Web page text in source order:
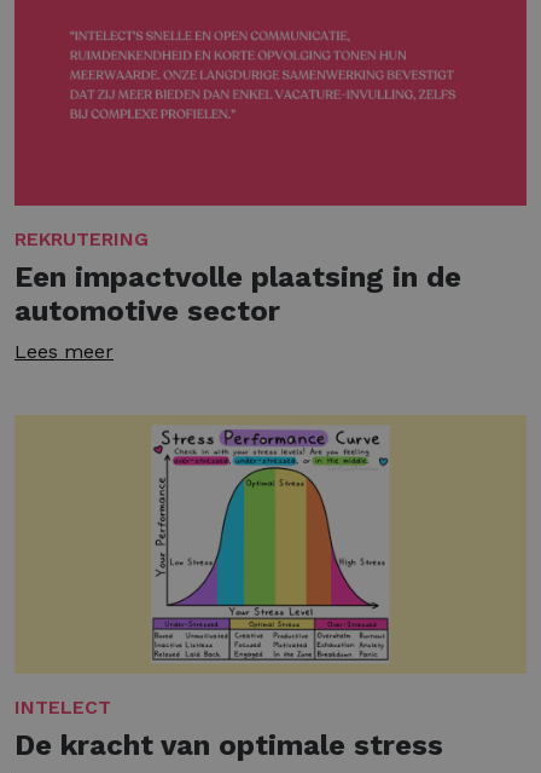
REKRUTERING
Een impactvolle plaatsing in de
automotive sector
Lees meer
INTELECT
De kracht van optimale stress